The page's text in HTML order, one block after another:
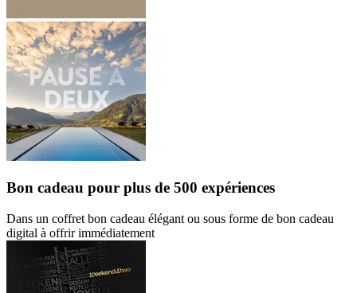
Bon cadeau pour plus de 500 expériences
Dans un coffret bon cadeau élégant ou sous forme de bon cadeau
digital à offrir immédiatement